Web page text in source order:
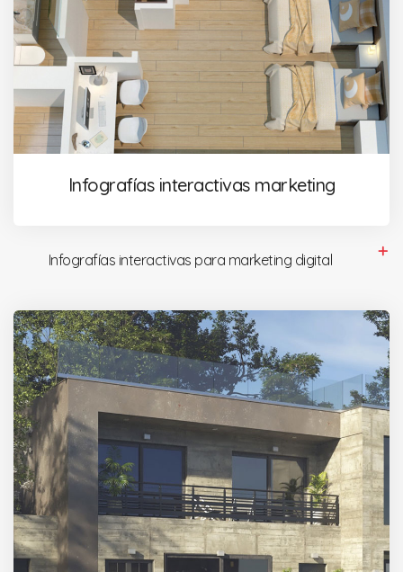
Infografías interactivas marketing
Infografías interactivas para marketing digital